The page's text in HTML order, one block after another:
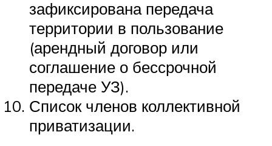
зафиксирована передача
территории в пользование
(арендный договор или
соглашение о бессрочной
передаче УЗ).
Список членов коллективной
приватизации.